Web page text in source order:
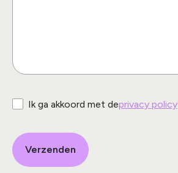
Ik ga akkoord met deprivacy policy